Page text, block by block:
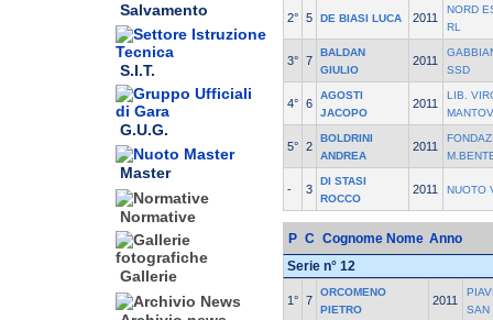
Salvamento
S.I.T.
G.U.G.
Master
Normative
Gallerie
2° 5 DE BIASI LUCA 2011
NORD
RL
3° 7
BALDAN
GIULIO
2011
SSD
4° 6
AGOSTI
JACOPO
2011
LIB.
5° 2
BOLDRINI
ANDREA
2011
- 3
DI STASI
ROCCO
2011 NUOTO
P C Cognome Nome Anno
Serie n° 12
1° 7
ORCOMENO
PIETRO
2011
SAN